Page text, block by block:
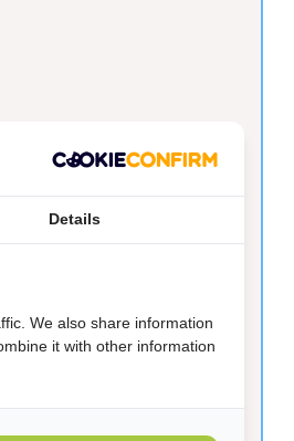
worden en
Details
We also share information
it with other information